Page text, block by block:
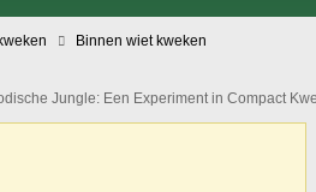
Binnen wiet kweken
Jungle: Een Experiment in Compact